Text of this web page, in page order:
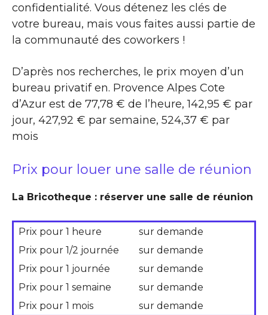
confidentialité. Vous détenez les clés de
votre bureau, mais vous faites aussi partie de
la communauté des coworkers !
D’après nos recherches, le prix moyen d’un
bureau privatif en. Provence Alpes Cote
d’Azur est de 77,78 € de l’heure, 142,95 € par
jour, 427,92 € par semaine, 524,37 € par
mois
Prix pour louer une salle de réunion
La Bricotheque : réserver une salle de réunion
Prix pour 1 heure
sur demande
Prix pour 1/2 journée
sur demande
Prix pour 1 journée
sur demande
Prix pour 1 semaine
sur demande
Prix pour 1 mois
sur demande